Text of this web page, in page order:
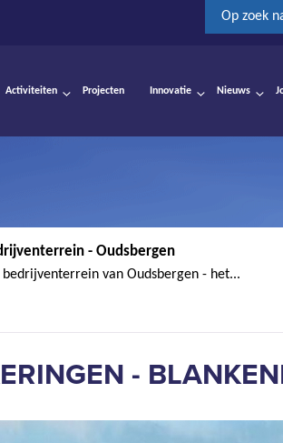
Op zoek
Activiteiten Projecten Innovatie Nieuws
- Oudsbergen
bedrijventerrein van Oudsbergen - het...
-